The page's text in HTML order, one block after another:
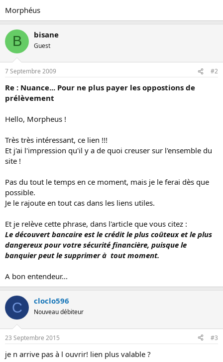
Morphéus
B bisane
Guest
7 Septembre 2009 #2
Re : Nuance... Pour ne plus payer les oppostions de
prélèvement
Hello, Morpheus !
Très très intéressant, ce lien !!!
Et j'ai l'impression qu'il y a de quoi creuser sur l'ensemble du
site !
Pas du tout le temps en ce moment, mais je le ferai dès que
possible.
Je le rajoute en tout cas dans les liens utiles.
Et je relève cette phrase, dans l'article que vous citez :
Le découvert bancaire est le crédit le plus coûteux et le plus
dangereux pour votre sécurité financière, puisque le
banquier peut le supprimer à tout moment.
A bon entendeur...
C cloclo596
Nouveau débiteur
23 Septembre 2015 #3
je n arrive pas à l ouvrir! lien plus valable ?